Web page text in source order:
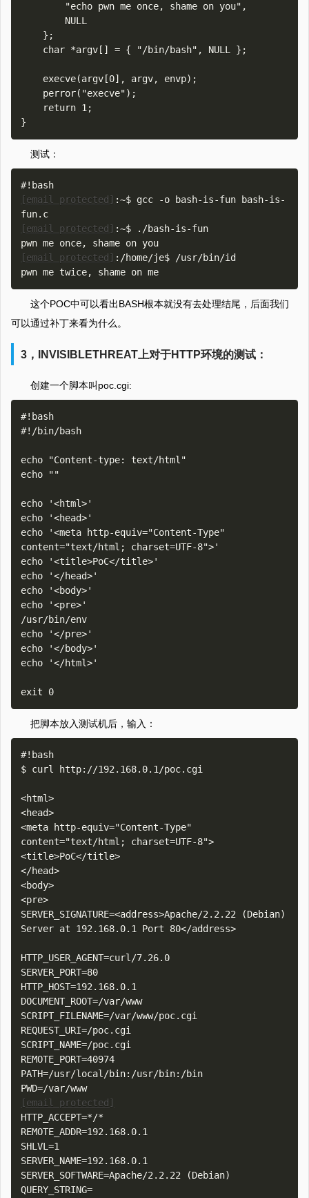
测试：
[email protected] :~$ gcc -o bash-is-fun bash-is-
[email protected] :~$ ./bash-is-fun
[email protected] :/home/je$ /usr/bin/id
这个POC中可以看出BASH根本就没有去处理结尾，后面我们
可以通过补丁来看为什么。
3，INVISIBLETHREAT上对于HTTP环境的测试：
创建一个脚本叫poc.cgi:
#!bash
#!/bin/bash
echo "Content-type: text/html"
echo ""
echo '<html>'
echo '<head>'
echo '<meta http-equiv="Content-Type"
content="text/html; charset=UTF-8">'
echo '<title>PoC</title>'
echo '</head>'
echo '<body>'
echo '<pre>'
/usr/bin/env
echo '</pre>'
echo '</body>'
echo '</html>'
把脚本放入测试机后，输入：
#!bash
$ curl http://192.168.0.1/poc.cgi
<html>
<head>
<meta http-equiv="Content-Type"
content="text/html; charset=UTF-8">
<title>PoC</title>
</head>
<body>
<pre>
SERVER_SIGNATURE=<address>Apache/2.2.22 (Debian)
Server at 192.168.0.1 Port 80</address>
HTTP_USER_AGENT=curl/7.26.0
SERVER_PORT=80
HTTP_HOST=192.168.0.1
DOCUMENT_ROOT=/var/www
SCRIPT_FILENAME=/var/www/poc.cgi
REQUEST_URI=/poc.cgi
SCRIPT_NAME=/poc.cgi
REMOTE_PORT=40974
PATH=/usr/local/bin:/usr/bin:/bin
[email protected]
HTTP_ACCEPT=*/*
REMOTE_ADDR=192.168.0.1
SHLVL=1
SERVER_NAME=192.168.0.1
SERVER_SOFTWARE=Apache/2.2.22 (Debian)
QUERY_STRING=